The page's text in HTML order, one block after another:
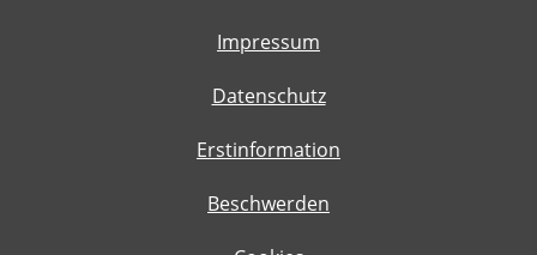
Impressum
Datenschutz
Erstinformation
Beschwerden